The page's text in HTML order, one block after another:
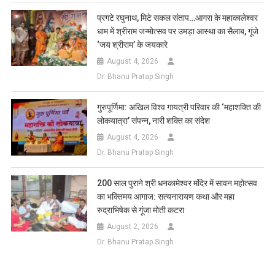
प्रगटे रघुनाथ, मिटे सकल संताप…आगरा के महाकालेश्वर
धाम में श्रीराम जन्मोत्सव पर उमड़ा आस्था का सैलाब, गूंजे
‘जय श्रीराम’ के जयकारे
August 4, 2026
Dr. Bhanu Pratap Singh
गुरुपूर्णिमा: अखिल विश्व गायत्री परिवार की ‘महाशक्ति की
लोकयात्रा’ संपन्न, नारी शक्ति का संदेश
August 4, 2026
Dr. Bhanu Pratap Singh
200 साल पुराने श्री धनकामेश्वर मंदिर में सावन महोत्सव
का भक्तिमय आगाज: सत्यनारायण कथा और महा
रुद्राभिषेक से गूंजा मोती कटरा
August 2, 2026
Dr. Bhanu Pratap Singh